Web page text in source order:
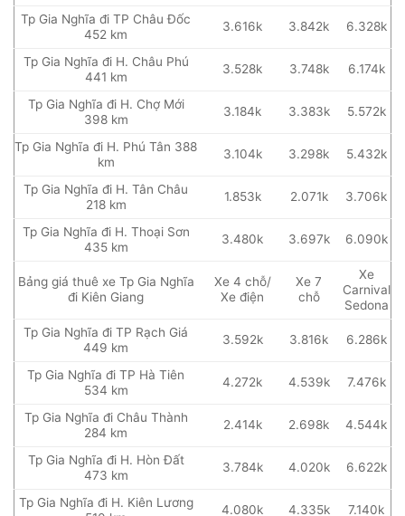
Tp Gia Nghĩa đi TP Châu Đốc
452 km
3.616k 3.842k 6.328k
Tp Gia Nghĩa đi H. Châu Phú
441 km
3.528k 3.748k 6.174k
Tp Gia Nghĩa đi H. Chợ Mới
398 km
3.184k 3.383k 5.572k
Tp Gia Nghĩa đi H. Phú Tân 388
km
3.104k 3.298k 5.432k
Tp Gia Nghĩa đi H. Tân Châu
218 km
1.853k 2.071k 3.706k
Tp Gia Nghĩa đi H. Thoại Sơn
435 km
3.480k 3.697k 6.090k
Bảng giá thuê xe Tp Gia Nghĩa
đi Kiên Giang
Xe 4 chỗ/
Xe điện
Xe 7
chỗ
Xe
Carnival
Sedona
Tp Gia Nghĩa đi TP Rạch Giá
449 km
3.592k 3.816k 6.286k
Tp Gia Nghĩa đi TP Hà Tiên
534 km
4.272k 4.539k 7.476k
Tp Gia Nghĩa đi Châu Thành
284 km
2.414k 2.698k 4.544k
Tp Gia Nghĩa đi H. Hòn Đất
473 km
3.784k 4.020k 6.622k
Tp Gia Nghĩa đi H. Kiên Lương
4.080k 4.335k 7.140k